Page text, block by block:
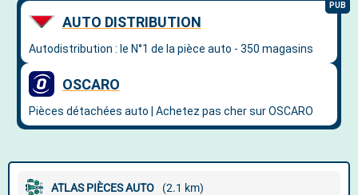
ATLAS PIÈCES AUTO (2.1 km)